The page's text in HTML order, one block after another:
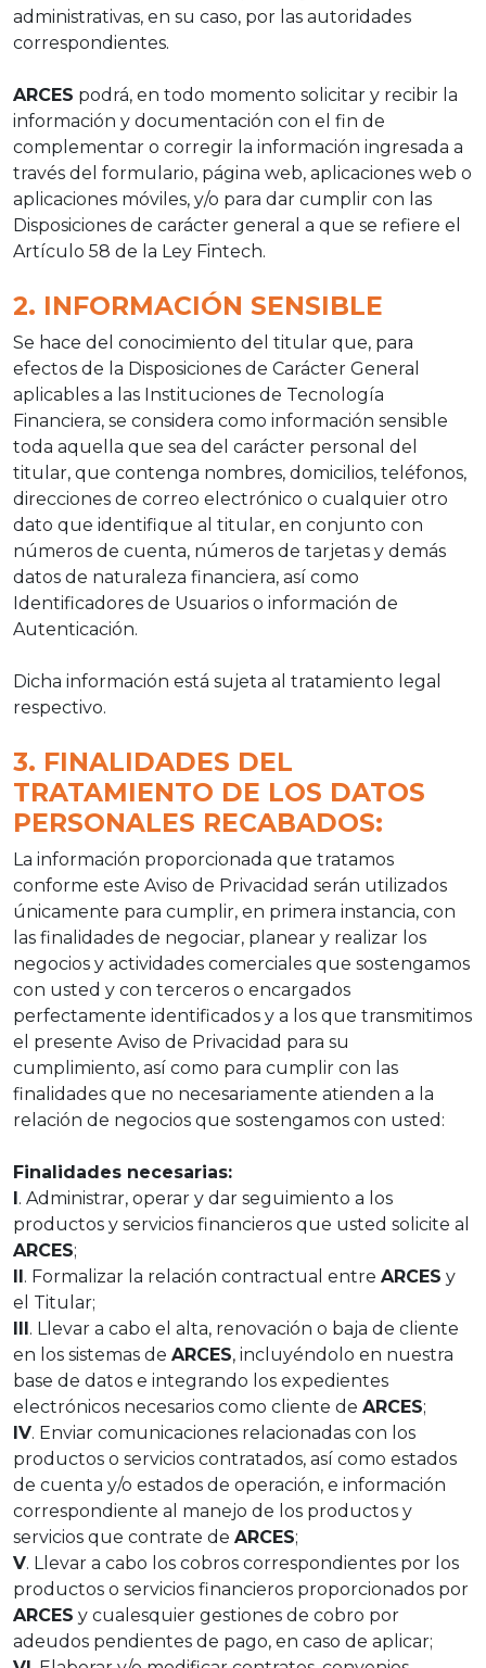
administrativas, en su caso, por las autoridades
correspondientes.
ARCES podrá, en todo momento solicitar y recibir la
información y documentación con el fin de
complementar o corregir la información ingresada a
través del formulario, página web, aplicaciones web o
aplicaciones móviles, y/o para dar cumplir con las
Disposiciones de carácter general a que se refiere el
Artículo 58 de la Ley Fintech.
2. INFORMACIÓN SENSIBLE
Se hace del conocimiento del titular que, para
efectos de la Disposiciones de Carácter General
aplicables a las Instituciones de Tecnología
Financiera, se considera como información sensible
toda aquella que sea del carácter personal del
titular, que contenga nombres, domicilios, teléfonos,
direcciones de correo electrónico o cualquier otro
dato que identifique al titular, en conjunto con
números de cuenta, números de tarjetas y demás
datos de naturaleza financiera, así como
Identificadores de Usuarios o información de
Autenticación.
Dicha información está sujeta al tratamiento legal
respectivo.
3. FINALIDADES DEL
TRATAMIENTO DE LOS DATOS
PERSONALES RECABADOS:
La información proporcionada que tratamos
conforme este Aviso de Privacidad serán utilizados
únicamente para cumplir, en primera instancia, con
las finalidades de negociar, planear y realizar los
negocios y actividades comerciales que sostengamos
con usted y con terceros o encargados
perfectamente identificados y a los que transmitimos
el presente Aviso de Privacidad para su
cumplimiento, así como para cumplir con las
finalidades que no necesariamente atienden a la
relación de negocios que sostengamos con usted:
Finalidades necesarias:
I. Administrar, operar y dar seguimiento a los
productos y servicios financieros que usted solicite al
ARCES;
II. Formalizar la relación contractual entre ARCES y
el Titular;
III. Llevar a cabo el alta, renovación o baja de cliente
en los sistemas de ARCES, incluyéndolo en nuestra
base de datos e integrando los expedientes
electrónicos necesarios como cliente de ARCES;
IV. Enviar comunicaciones relacionadas con los
productos o servicios contratados, así como estados
de cuenta y/o estados de operación, e información
correspondiente al manejo de los productos y
servicios que contrate de ARCES;
V. Llevar a cabo los cobros correspondientes por los
productos o servicios financieros proporcionados por
ARCES y cualesquier gestiones de cobro por
adeudos pendientes de pago, en caso de aplicar;